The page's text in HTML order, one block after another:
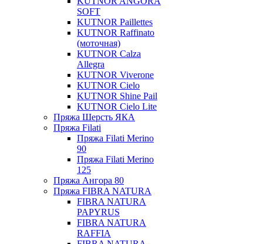
SOFT
KUTNOR Paillettes
KUTNOR Raffinato
(моточная)
KUTNOR Calza
Allegra
KUTNOR Viverone
KUTNOR Cielo
KUTNOR Shine Pail
KUTNOR Cielo Lite
Пряжа Шерсть ЯКА
Пряжа Filati
Пряжа Filati Merino
90
Пряжа Filati Merino
125
Пряжа Ангора 80
Пряжа FIBRA NATURA
FIBRA NATURA
PAPYRUS
FIBRA NATURA
RAFFIA